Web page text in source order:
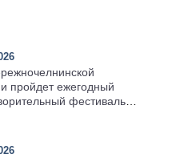
пройдет ежегодный
фестиваль